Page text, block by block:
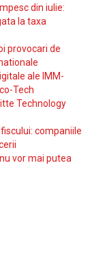
din iulie:
la taxa
provocari de
ale IMM-
Tech
Technology
companiile
vor mai putea